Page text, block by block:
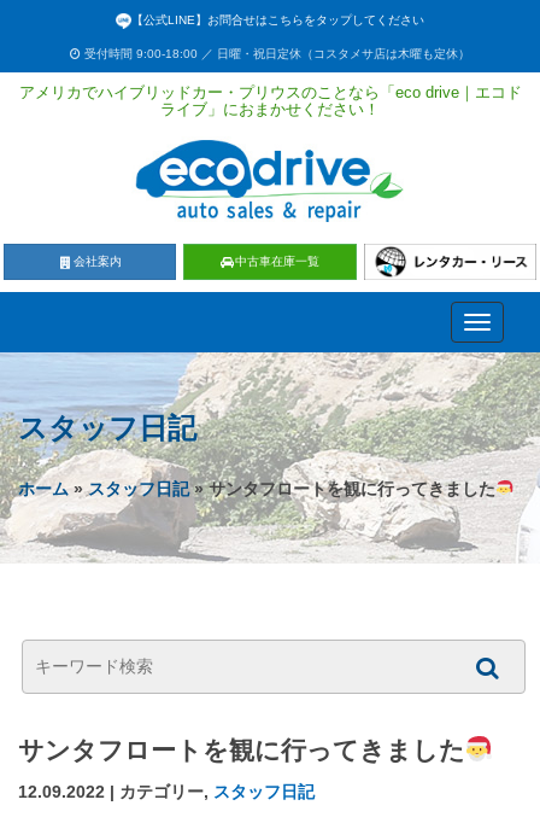
【公式LINE】お問合せはこちらをタップしてください
受付時間 9:00-18:00 ／ 日曜・祝日定休（コスタメサ店は木曜も定休）
アメリカでハイブリッドカー・プリウスのことなら「eco drive｜エコド
ライブ」におまかせください！
会社案内 中古車在庫一覧
Toggle
スタッフ日記
ホーム»スタッフ日記» サンタフロートを観に行ってきました
サンタフロートを観に行ってきました
12.09.2022 | カテゴリー, スタッフ日記